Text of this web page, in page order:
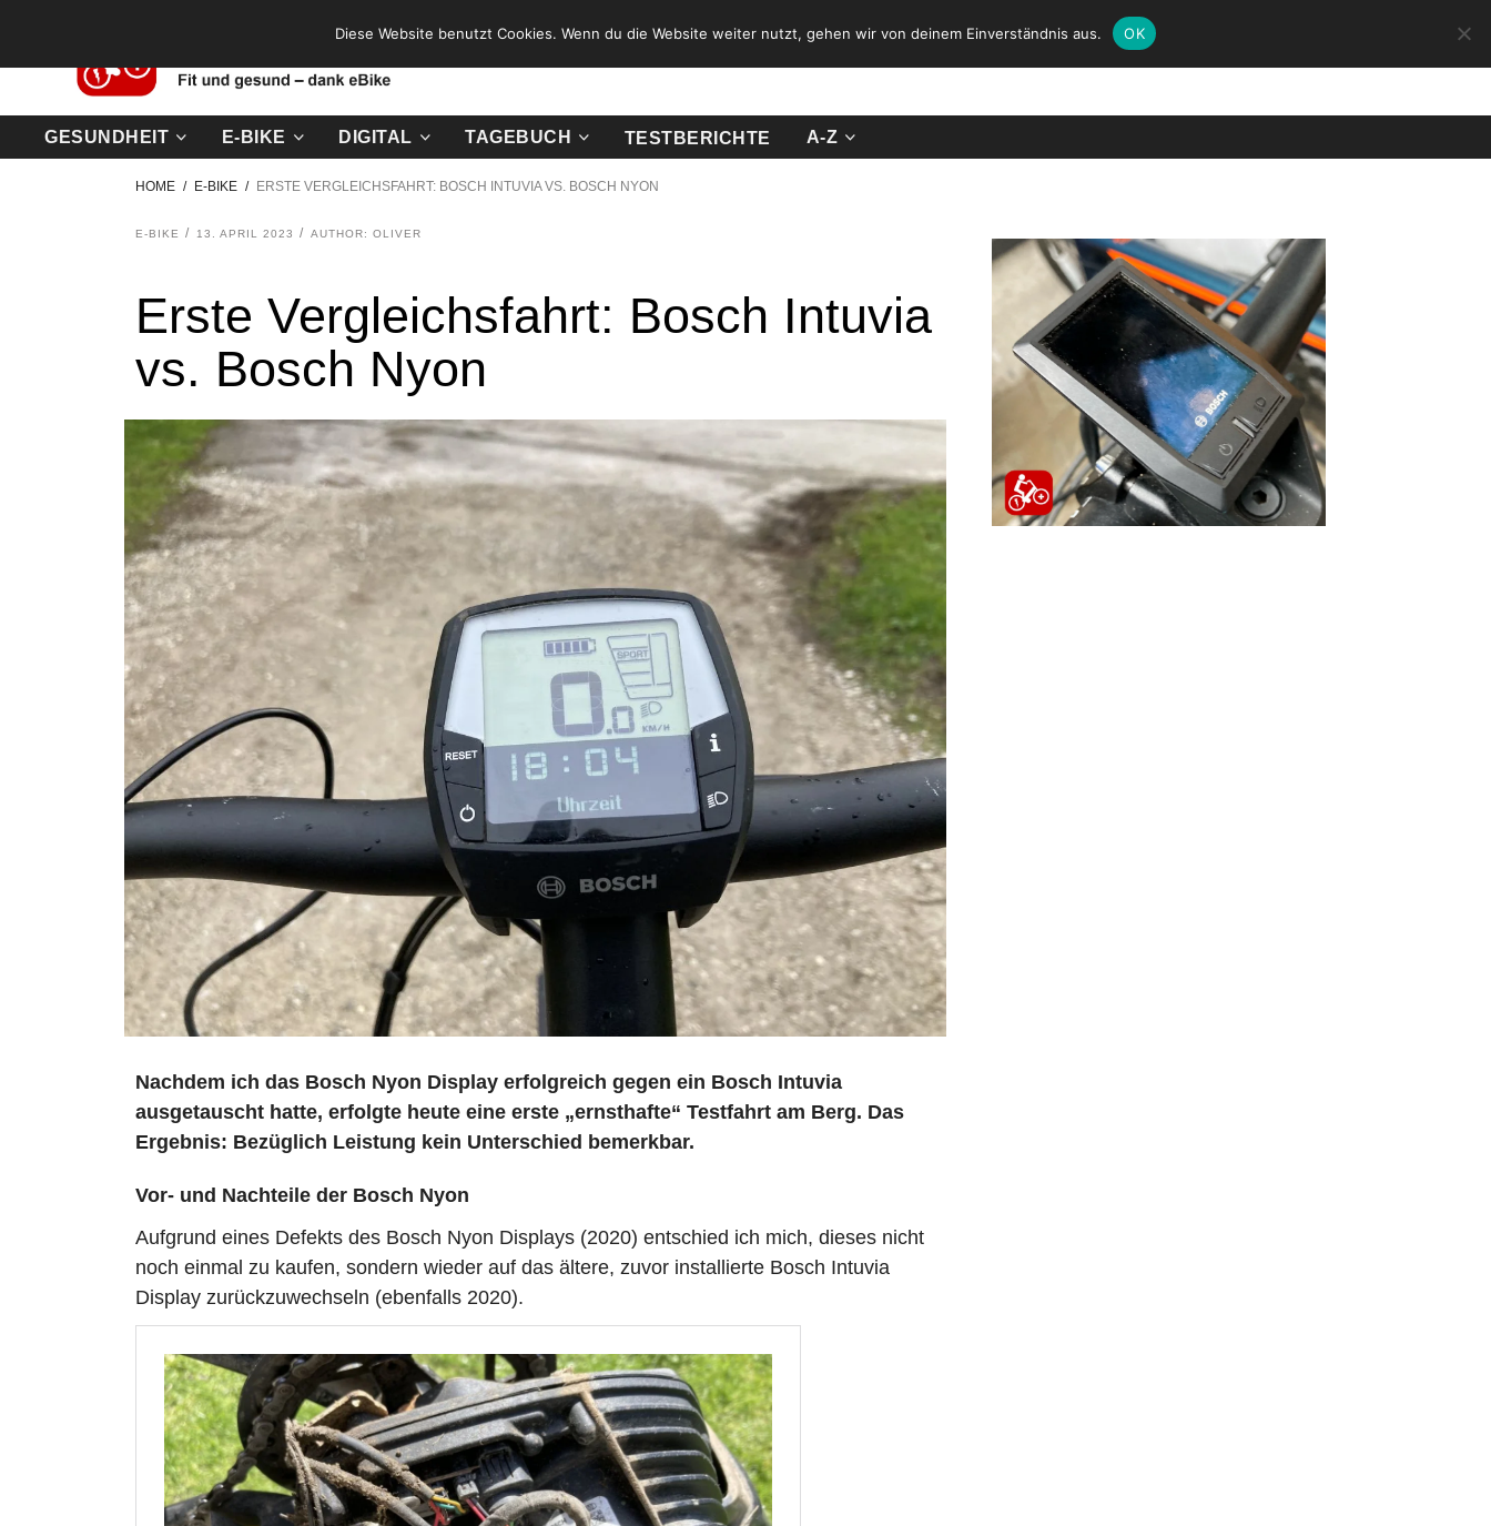
GESUNDHEIT E-BIKE DIGITAL TAGEBUCH TESTBERICHTE A-Z
HOME E-BIKE ERSTE VERGLEICHSFAHRT: BOSCH INTUVIA VS. BOSCH NYON
E-BIKE 13. APRIL 2023 AUTHOR: OLIVER
Erste Vergleichsfahrt: Bosch Intuvia
vs. Bosch Nyon
Nachdem ich das Bosch Nyon Display erfolgreich gegen ein Bosch Intuvia
ausgetauscht hatte, erfolgte heute eine erste „ernsthafte“ Testfahrt am Berg. Das
Ergebnis: Bezüglich Leistung kein Unterschied bemerkbar.
Vor- und Nachteile der Bosch Nyon
Aufgrund eines Defekts des Bosch Nyon Displays (2020) entschied ich mich, dieses nicht
noch einmal zu kaufen, sondern wieder auf das ältere, zuvor installierte Bosch Intuvia
Display zurückzuwechseln (ebenfalls 2020).
Diese Website benutzt Cookies. Wenn du die Website weiter nutzt, gehen wir von deinem Einverständnis aus. OK